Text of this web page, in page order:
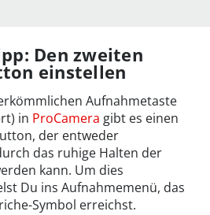
Den zweiten
einstellen
Aufnahmetaste
in ProCamera gibt es einen
der entweder
das ruhige Halten der
kann. Um dies
Du ins Aufnahmemenü, das
Symbol erreichst.